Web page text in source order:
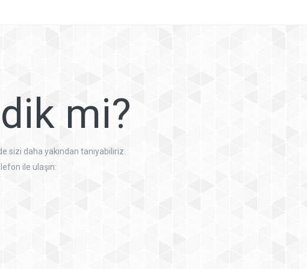
mi?
sizi daha yakından tanıyabiliriz.
ile ulaşın: